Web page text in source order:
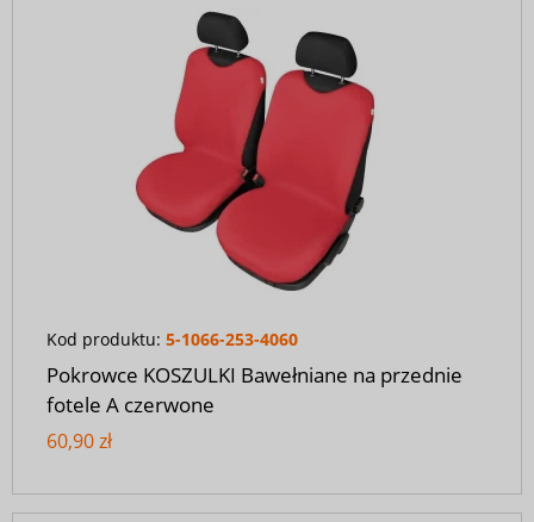
Kod produktu: 5-1066-253-4060
Pokrowce KOSZULKI Bawełniane na przednie
fotele A czerwone
60,90 zł